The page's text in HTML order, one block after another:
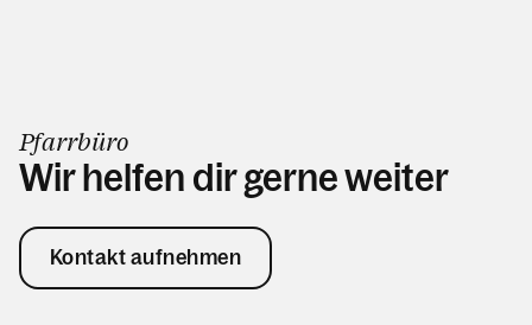
Pfarrbüro
Wir helfen dir gerne weiter
Kontakt aufnehmen